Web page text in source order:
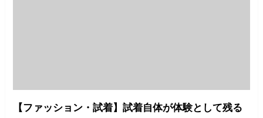
【ファッション・試着】試着自体が体験として残る